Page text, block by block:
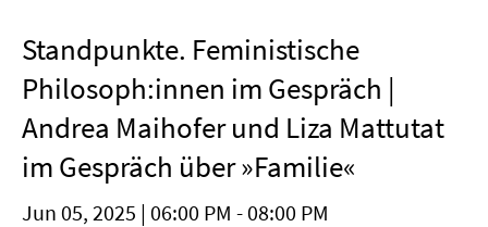
Standpunkte. Feministische
Philosoph:innen im Gespräch |
Andrea Maihofer und Liza Mattutat
im Gespräch über »Familie«
Jun 05, 2025 | 06:00 PM - 08:00 PM